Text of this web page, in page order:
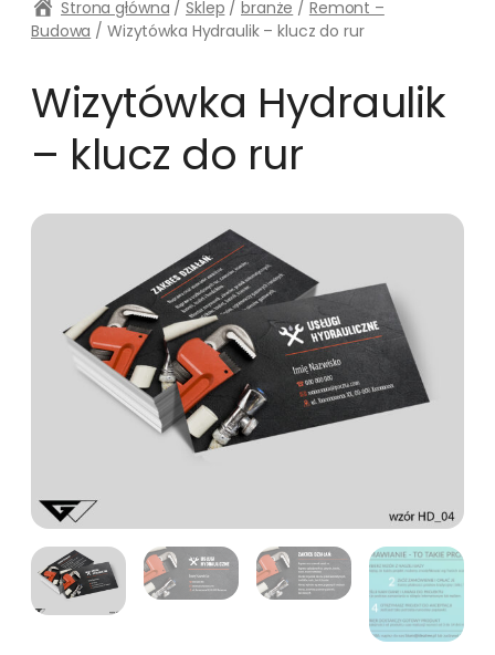
Strona główna / Sklep / branże / Remont –
Budowa / Wizytówka Hydraulik – klucz do rur
Wizytówka Hydraulik
– klucz do rur